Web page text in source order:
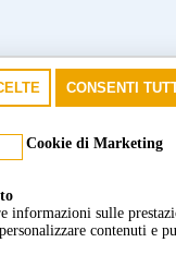
CONSENTI
Cookie di Marketing
informazioni sulle
contenuti e